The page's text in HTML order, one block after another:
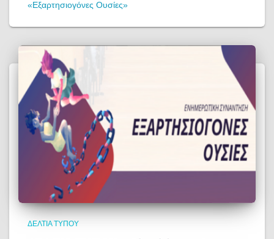
«Εξαρτησιογόνες Ουσίες»
ΔΕΛΤΊΑ ΤΎΠΟΥ